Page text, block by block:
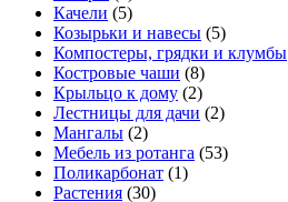
Качели (5)
Козырьки и навесы (5)
Компостеры, грядки и клумбы
Костровые чаши (8)
Крыльцо к дому (2)
Лестницы для дачи (2)
Мангалы (2)
Мебель из ротанга (53)
Поликарбонат (1)
Растения (30)